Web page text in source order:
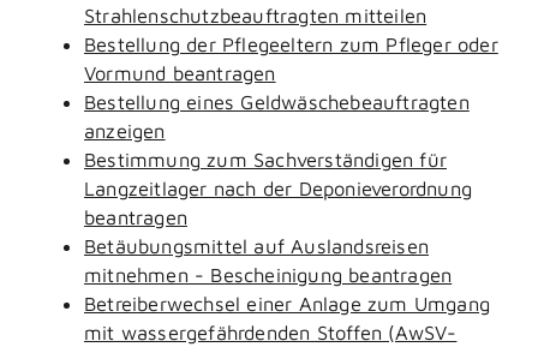
Strahlenschutzbeauftragten mitteilen
Bestellung der Pflegeeltern zum Pfleger oder
Vormund beantragen
Bestellung eines Geldwäschebeauftragten
anzeigen
Bestimmung zum Sachverständigen für
Langzeitlager nach der Deponieverordnung
beantragen
Betäubungsmittel auf Auslandsreisen
mitnehmen - Bescheinigung beantragen
Betreiberwechsel einer Anlage zum Umgang
mit wassergefährdenden Stoffen (AwSV-